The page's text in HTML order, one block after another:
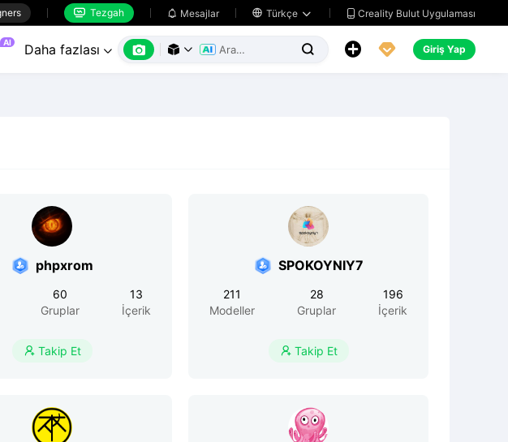
 Tezgah  Mesajlar  Türkçe   Creality Bulut Uygulaması
AI Daha fazlası        Giriş Yap
phpxrom
60
Gruplar
13
İçerik
 Takip Et
SPOKOYNIY7
211
Modeller
28
Gruplar
196
İçerik
 Takip Et